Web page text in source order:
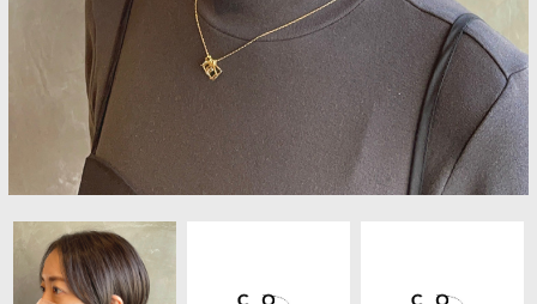
クーポン
Q&A
フレンドシップ
お問い合わせ